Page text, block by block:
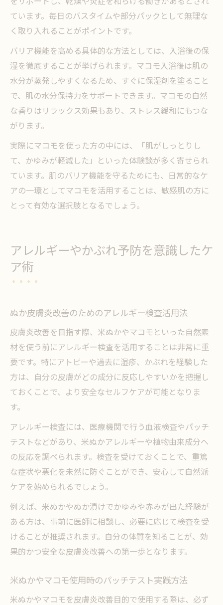
ています。毎日のバスタイムや部分パックとして無理な
く取り入れることがポイントです。
バリア機能を高める具体的な方法としては、入浴後の保
湿を徹底することが挙げられます。マコモ入浴後は肌の
水分が蒸発しやすくなるため、すぐに保湿剤を塗ること
で、肌の水分保持力をサポートできます。マコモの自然
な香りはリラックス効果もあり、ストレス緩和にもつな
がります。
実際にマコモを使った方の中には、「肌がしっとりし
て、かゆみが軽減した」といった体験談が多く寄せられ
ています。肌のバリア機能を守るためにも、日常的なケ
アの一環としてマコモを活用することは、敏感肌の方に
とって有効な選択肢となるでしょう。
アレルギーやかぶれ予防を意識したケ
ア術
ぬか皮膚炎改善のためのアレルギー検査活用法
皮膚炎改善を目指す際、米ぬかやマコモといった自然素
材を使う前にアレルギー検査を活用することは非常に重
要です。特にアトピーや過去に湿疹、かぶれを経験した
方は、自分の皮膚がどの成分に反応しやすいかを把握し
ておくことで、より安全なセルフケアが可能となりま
す。
アレルギー検査には、医療機関で行う血液検査やパッチ
テストなどがあり、米ぬかアレルギーや植物由来成分へ
の反応を調べられます。検査を受けておくことで、重篤
な症状や悪化を未然に防ぐことができ、安心して自然派
ケアを始められるでしょう。
例えば、米ぬかやぬか漬けでかゆみや赤みが出た経験が
ある方は、事前に医師に相談し、必要に応じて検査を受
けることが推奨されます。自分の体質を知ることが、効
果的かつ安全な皮膚炎改善への第一歩となります。
米ぬかやマコモ使用時のパッチテスト実践方法
米ぬかやマコモを皮膚炎改善目的で使用する際は、必ず